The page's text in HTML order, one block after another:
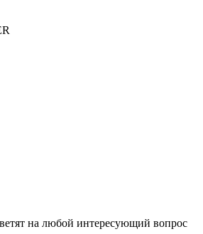
на любой интересующий вопрос